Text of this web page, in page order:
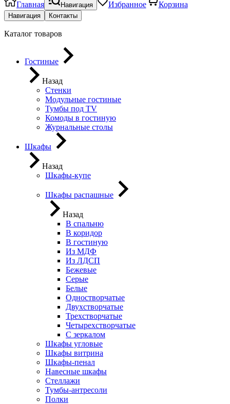
Главная Навигация Избранное Корзина
Навигация Контакты
Каталог товаров
Гостиные
Назад
Стенки
Модульные гостиные
Тумбы под ТV
Комоды в гостиную
Журнальные столы
Шкафы
Назад
Шкафы-купе
Шкафы распашные
Назад
В спальню
В коридор
В гостиную
Из МДФ
Из ЛДСП
Бежевые
Серые
Белые
Одностворчатые
Двухстворчатые
Трехстворчатые
Четырехстворчатые
С зеркалом
Шкафы угловые
Шкафы витрина
Шкафы-пенал
Навесные шкафы
Стеллажи
Тумбы-антресоли
Полки